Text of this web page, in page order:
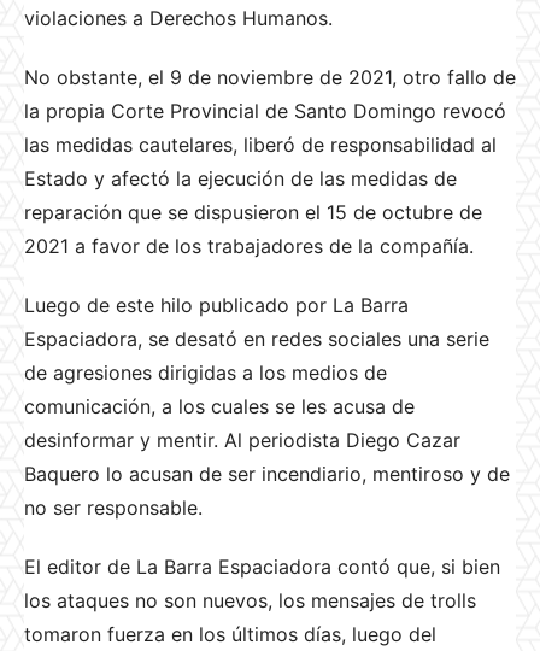
violaciones a Derechos Humanos.
No obstante, el 9 de noviembre de 2021, otro fallo de
la propia Corte Provincial de Santo Domingo revocó
las medidas cautelares, liberó de responsabilidad al
Estado y afectó la ejecución de las medidas de
reparación que se dispusieron el 15 de octubre de
2021 a favor de los trabajadores de la compañía.
Luego de este hilo publicado por La Barra
Espaciadora, se desató en redes sociales una serie
de agresiones dirigidas a los medios de
comunicación, a los cuales se les acusa de
desinformar y mentir. Al periodista Diego Cazar
Baquero lo acusan de ser incendiario, mentiroso y de
no ser responsable.
El editor de La Barra Espaciadora contó que, si bien
los ataques no son nuevos, los mensajes de trolls
tomaron fuerza en los últimos días, luego del